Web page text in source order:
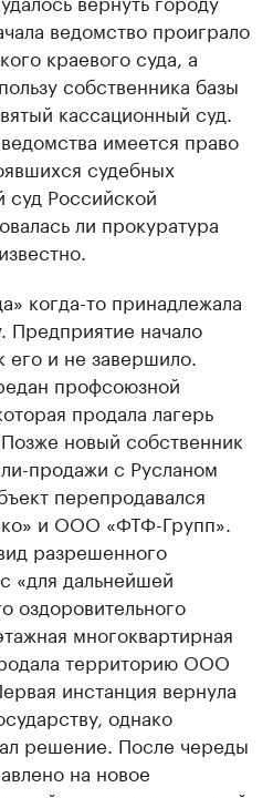
ведомство проиграло
краевого суда, а
собственника базы
кассационный суд.
имеется право
судебных
Российской
ли прокуратура
когда-то принадлежала
Предприятие начало
его и не завершило.
профсоюзной
продала лагерь
новый собственник
продажи с Русланом
перепродавался
и ООО «ФТФ-Групп».
разрешенного
«для дальнейшей
оздоровительного
многоквартирная
территорию ООО
инстанция вернула
однако
решение. После череды
на новое